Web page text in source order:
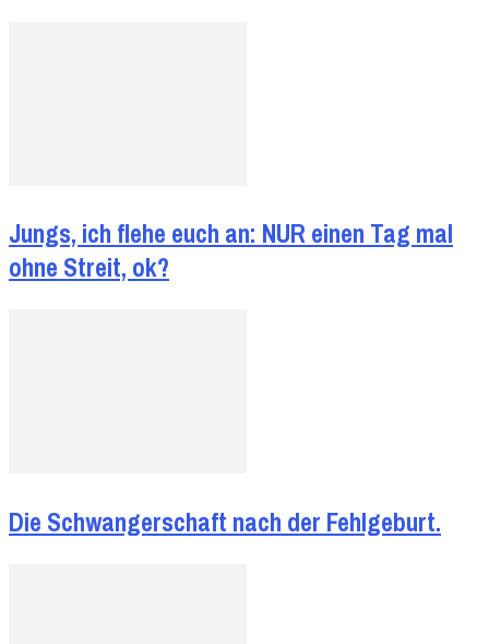
Jungs, ich flehe euch an: NUR einen Tag mal
ohne Streit, ok?
Die Schwangerschaft nach der Fehlgeburt.